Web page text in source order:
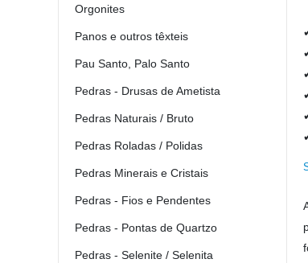
Orgonites
Panos e outros têxteis
Pau Santo, Palo Santo
Pedras - Drusas de Ametista
Pedras Naturais / Bruto
Pedras Roladas / Polidas
Pedras Minerais e Cristais
Pedras - Fios e Pendentes
Pedras - Pontas de Quartzo
Pedras - Selenite / Selenita